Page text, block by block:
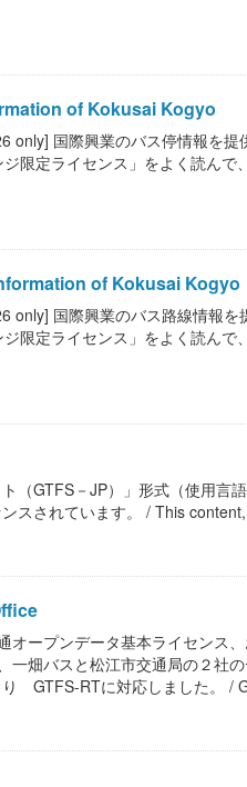
of Kokusai Kogyo
only] 国際興業のバス停情報を
限定ライセンス」をよく読ん
of Kokusai Kogyo
only] 国際興業のバス路線情報
限定ライセンス」をよく読ん
（GTFS－JP）」形式（使用言
スされています。 / This
オープンデータ基本ライセンス
一畑バスと松江市交通局の２社
GTFS-RTに対応しました。 /